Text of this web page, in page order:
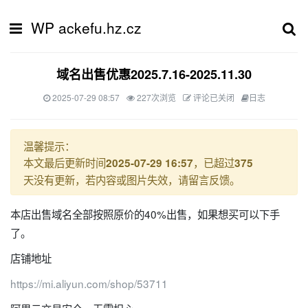
WP ackefu.hz.cz
域名出售优惠2025.7.16-2025.11.30
2025-07-29 08:57 227次浏览 评论已关闭 日志
温馨提示：
本文最后更新时间2025-07-29 16:57，已超过375
天没有更新，若内容或图片失效，请留言反馈。
本店出售域名全部按照原价的40%出售，如果想买可以下手
了。
店铺地址
https://mi.aliyun.com/shop/53711